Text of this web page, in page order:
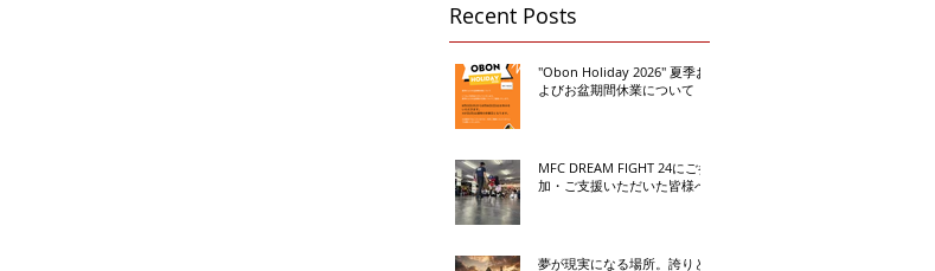
Recent Posts
"Obon Holiday 2026" 夏季お
よびお盆期間休業について
MFC DREAM FIGHT 24にご参
加・ご支援いただいた皆様へ
夢が現実になる場所。誇りと